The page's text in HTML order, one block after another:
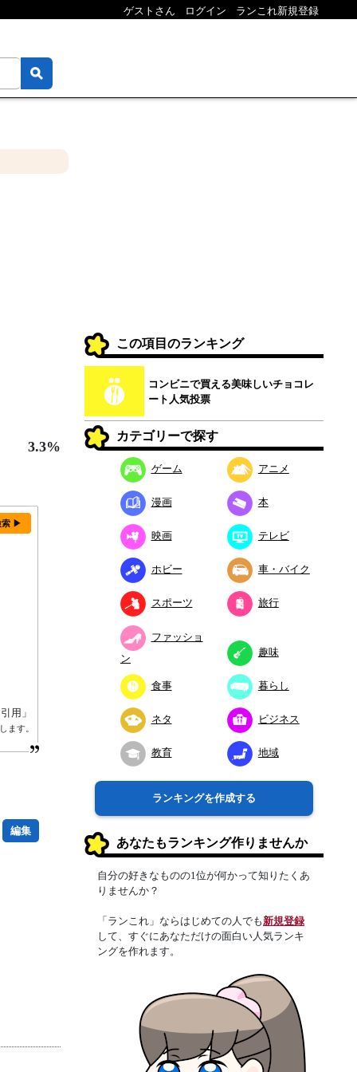
ゲストさん ログイン ランこれ新規登録
3.3%
索 ▶
用」
ます。
編集
この項目のランキング
コンビニで買える美味しいチョコレ
ート人気投票
カテゴリーで探す
ゲーム アニメ
漫画 本
映画 テレビ
ホビー 車・バイク
スポーツ 旅行
ファッショ
ン
趣味
食事 暮らし
ネタ ビジネス
教育 地域
ランキングを作成する
あなたもランキング作りませんか
自分の好きなものの1位が何かって知りたくあ
りませんか？
「ランこれ」ならはじめての人でも新規登録
して、すぐにあなただけの面白い人気ランキ
ングを作れます。